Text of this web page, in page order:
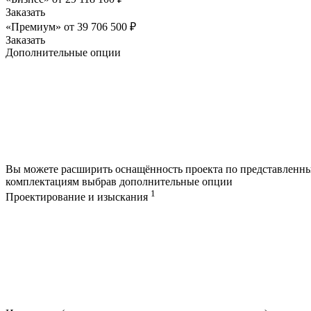
Заказать
«Премиум» от 39 706 500 ₽
Заказать
Дополнительные опции
Вы можете расширить оснащённость проекта по
комплектациям выбрав дополнительные опции
Проектирование и изыскания 1